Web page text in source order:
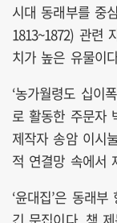
시대 동래부를 중
1813~1872) 관련
치가 높은 유물이
‘농가월령도 십이
로 활동한 주문자
제작자 송암 이시
적 연결망 속에서
‘윤대집’은 동래